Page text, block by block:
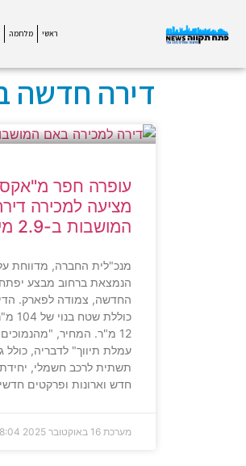
ראשי מלחמה
דירה חדשה
עופרה חפר
המושבות ב-2.9 מיליון ש"ח
מנכ"לית החברה, מדווחת
12 מ"ר. המחיר,
עמלת תיווך" לדבריה,
תשתית לרכב חשמלי,
חדש וארונות ופרקטים
מערכת 16 באוקטובר 2025